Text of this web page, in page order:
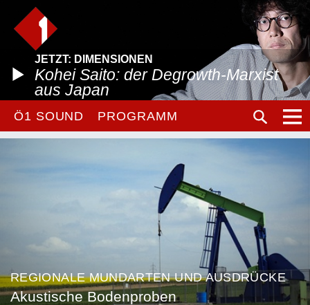
JETZT: DIMENSIONEN
Kohei Saito: der Degrowth-Marxist
aus Japan
Ö1 SOUND PROGRAMM
REGIONALE MUNDARTEN UND AUSDRÜCKE
Akustische Bodenproben